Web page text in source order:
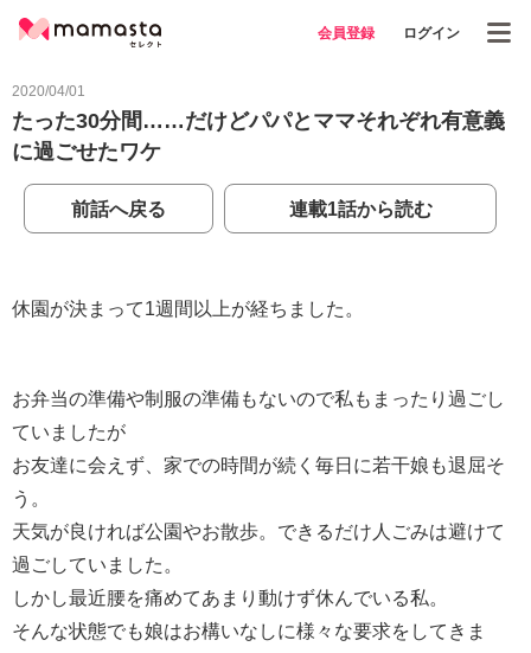
会員登録 ログイン
2020/04/01
たった30分間……だけどパパとママそれぞれ有意義
に過ごせたワケ
前話へ戻る 連載1話から読む
休園が決まって1週間以上が経ちました。
お弁当の準備や制服の準備もないので私もまったり過ごし
ていましたが
お友達に会えず、家での時間が続く毎日に若干娘も退屈そ
う。
天気が良ければ公園やお散歩。できるだけ人ごみは避けて
過ごしていました。
しかし最近腰を痛めてあまり動けず休んでいる私。
そんな状態でも娘はお構いなしに様々な要求をしてきま